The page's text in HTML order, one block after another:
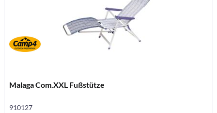
Malaga Com.XXL Fußstütze
910127